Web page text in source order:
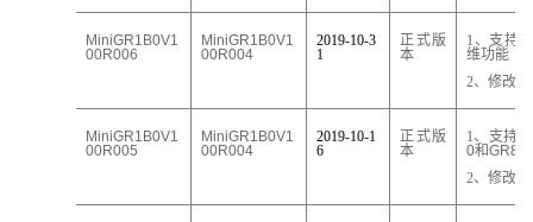
MiniGR1 B0V1
00R006
MiniGR1 B0V1
00R004
2019-10-3
1
正式版
本
1、 支持
维功能
2、修改
MiniGR1 B0V1
00R005
MiniGR1 B0V1
00R004
2019-10-1
6
正式版
本
1、支持
0和
2、修改